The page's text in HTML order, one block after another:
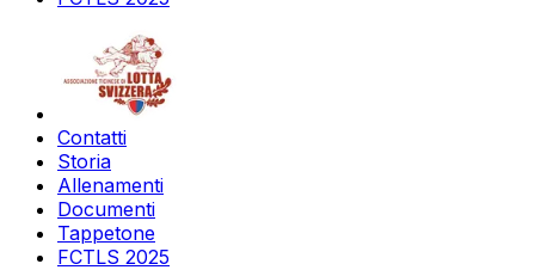
Contatti
Storia
Allenamenti
Documenti
Tappetone
FCTLS 2025